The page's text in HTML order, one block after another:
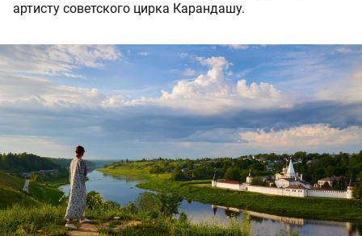
артисту советского цирка Карандашу.